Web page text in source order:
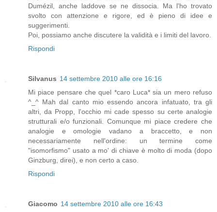
Dumézil, anche laddove se ne dissocia. Ma l'ho trovato
svolto con attenzione e rigore, ed è pieno di idee e
suggerimenti.
Poi, possiamo anche discutere la validità e i limiti del lavoro.
Rispondi
Silvanus 14 settembre 2010 alle ore 16:16
Mi piace pensare che quel *caro Luca* sia un mero refuso
^_^ Mah dal canto mio essendo ancora infatuato, tra gli
altri, da Propp, l'occhio mi cade spesso su certe analogie
strutturali e/o funzionali. Comunque mi piace credere che
analogie e omologie vadano a braccetto, e non
necessariamente nell'ordine: un termine come
"isomorfismo" usato a mo' di chiave è molto di moda (dopo
Ginzburg, direi), e non certo a caso.
Rispondi
Giacomo 14 settembre 2010 alle ore 16:43